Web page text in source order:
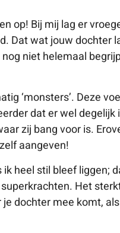
op! Bij mij lag er
Dat wat jouw dochter
niet helemaal
‘monsters’. Deze
dat er wel
zij bang voor is.
aangeven!
heel stil bleef liggen;
Het
dochter mee komt,